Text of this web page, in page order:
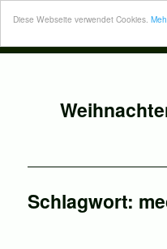
Diese Webseite verwendet Cookies.
Schlagwort: